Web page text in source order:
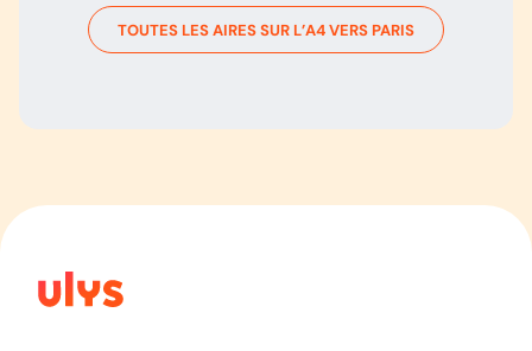
TOUTES LES AIRES SUR L’A4VERS PARIS